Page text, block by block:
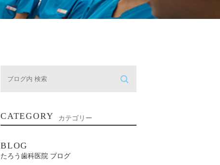
CATEGORY カテゴリー
BLOG
たろう歯科医院 ブログ